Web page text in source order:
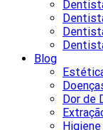
Blog
Dor de